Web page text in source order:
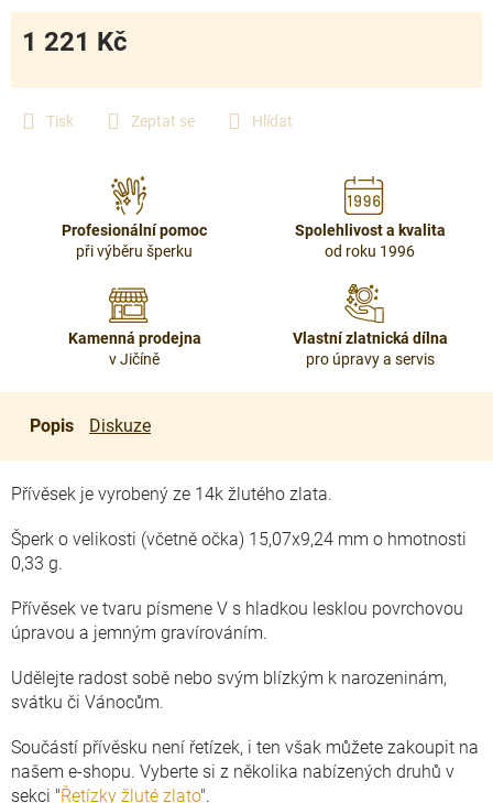
Tisk Zeptat se Hlídat
1 221 Kč
cena:
Profesionální pomoc
při výběru šperku
Spolehlivost a kvalita
od roku 1996
Kamenná prodejna
v Jičíně
Vlastní zlatnická dílna
pro úpravy a servis
Popis Diskuze
Přívěsek je vyrobený ze 14k žlutého zlata.
Šperk o velikosti (včetně očka) 15,07x9,24 mm o hmotnosti
0,33 g.
Přívěsek ve tvaru písmene V s hladkou lesklou povrchovou
úpravou a jemným gravírováním.
Udělejte radost sobě nebo svým blízkým k narozeninám,
svátku či Vánocům.
Součástí přívěsku není řetízek, i ten však můžete zakoupit na
našem e-shopu. Vyberte si z několika nabízených druhů v
sekci "Řetízky žluté zlato".